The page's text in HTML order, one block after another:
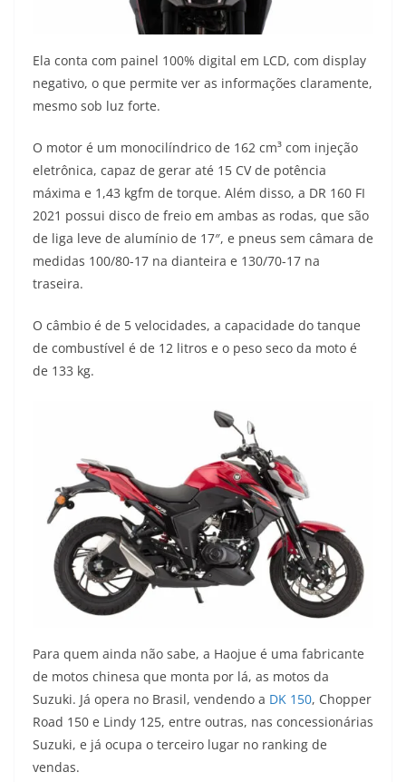
Ela conta com painel 100% digital em LCD, com display
negativo, o que permite ver as informações claramente,
mesmo sob luz forte.
O motor é um monocilíndrico de 162 cm³ com injeção
eletrônica, capaz de gerar até 15 CV de potência
máxima e 1,43 kgfm de torque. Além disso, a DR 160 FI
2021 possui disco de freio em ambas as rodas, que são
de liga leve de alumínio de 17″, e pneus sem câmara de
medidas 100/80-17 na dianteira e 130/70-17 na
traseira.
O câmbio é de 5 velocidades, a capacidade do tanque
de combustível é de 12 litros e o peso seco da moto é
de 133 kg.
Para quem ainda não sabe, a Haojue é uma fabricante
de motos chinesa que monta por lá, as motos da
Suzuki. Já opera no Brasil, vendendo a DK 150, Chopper
Road 150 e Lindy 125, entre outras, nas concessionárias
Suzuki, e já ocupa o terceiro lugar no ranking de
vendas.